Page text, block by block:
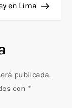
en Lima
publicada.
con *